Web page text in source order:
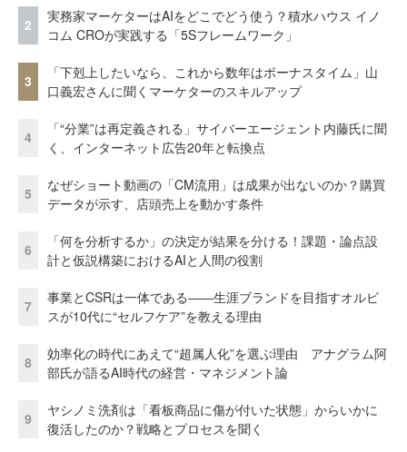
2
実務家マーケターはAIをどこでどう使う？積水ハウス イノ
コム CROが実践する「5Sフレームワーク」
3
「下剋上したいなら、これから数年はボーナスタイム」山
口義宏さんに聞くマーケターのスキルアップ
4
「“分業”は再定義される」サイバーエージェント内藤氏に聞
く、インターネット広告20年と転換点
5
なぜショート動画の「CM流用」は成果が出ないのか？購買
データが示す、店頭売上を動かす条件
6
「何を分析するか」の決定が結果を分ける！課題・論点設
計と仮説構築におけるAIと人間の役割
7
事業とCSRは一体である――生涯ブランドを目指すオルビ
スが10代に“セルフケア”を教える理由
8
効率化の時代にあえて“超属人化”を選ぶ理由 アナグラム阿
部氏が語るAI時代の経営・マネジメント論
9
ヤシノミ洗剤は「看板商品に傷が付いた状態」からいかに
復活したのか？戦略とプロセスを聞く